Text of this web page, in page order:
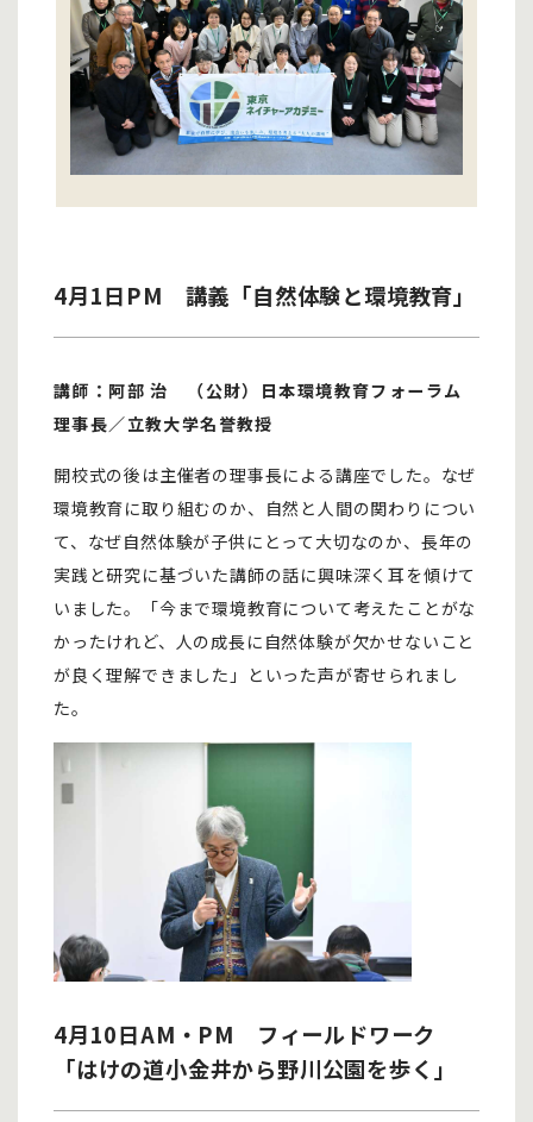
4月1日PM 講義「自然体験と環境教育」
講師：阿部 治 （公財）日本環境教育フォーラム
理事長／立教大学名誉教授
開校式の後は主催者の理事長による講座でした。なぜ
環境教育に取り組むのか、自然と人間の関わりについ
て、なぜ自然体験が子供にとって大切なのか、長年の
実践と研究に基づいた講師の話に興味深く耳を傾けて
いました。「今まで環境教育について考えたことがな
かったけれど、人の成長に自然体験が欠かせないこと
が良く理解できました」といった声が寄せられまし
た。
4月10日AM・PM フィールドワーク
「はけの道小金井から野川公園を歩く」